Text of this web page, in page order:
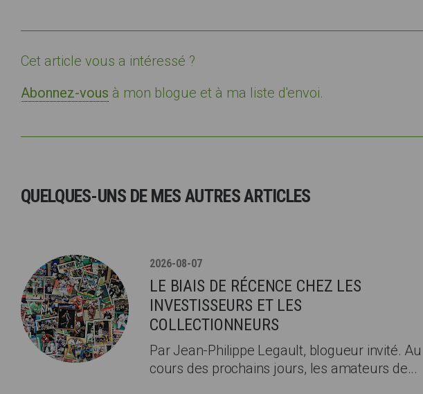
Cet article vous a intéressé ?
Abonnez-vous à mon blogue et à ma liste d'envoi.
QUELQUES-UNS DE MES AUTRES ARTICLES
2026-08-07
LE BIAIS DE RÉCENCE CHEZ LES
INVESTISSEURS ET LES
COLLECTIONNEURS
Par Jean-Philippe Legault, blogueur invité. Au
cours des prochains jours, les amateurs de...